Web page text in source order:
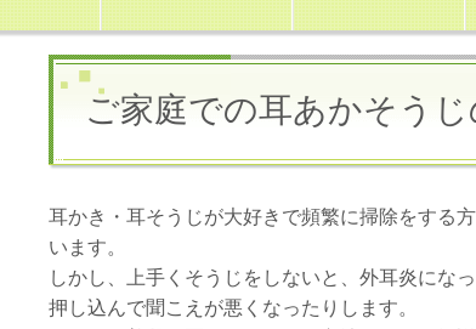
ご家庭での耳あかそう
耳かき・耳そうじが大好きで頻繁に掃除をする
います。
しかし、上手くそうじをしないと、外耳炎にな
押し込んで聞こえが悪くなったりします。